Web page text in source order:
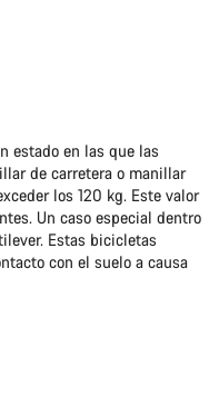
estado en las que las
de carretera o manillar
los 120 kg. Este valor
Un caso especial dentro
Estas bicicletas
con el suelo a causa